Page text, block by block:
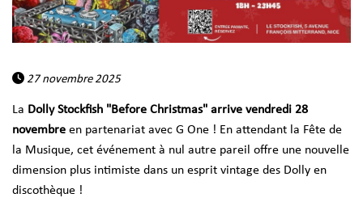
27 novembre 2025
La Dolly Stockfish "Before Christmas" arrive vendredi 28
novembre en partenariat avec G One ! En attendant la Fête de
la Musique, cet événement à nul autre pareil offre une nouvelle
dimension plus intimiste dans un esprit vintage des Dolly en
discothèque !